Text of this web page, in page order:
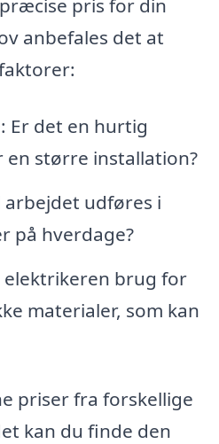
pris for din
anbefales det at
Er det en hurtig
større installation?
arbejdet udføres i
på hverdage?
elektrikeren brug for
materialer, som kan
priser fra forskellige
kan du finde den